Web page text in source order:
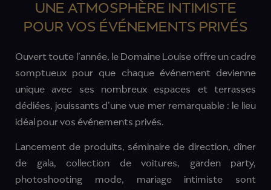
UNE ATMOSPHÈRE INTIMISTE
POUR VOS ÉVÉNEMENTS PRIVÉS
Ouvert toute l’année, le Domaine Louise offre un cadre
somptueux pour que chaque événement devienne
unique avec ses nombreux espaces et terrasses
dédiées, jouissants d’une vue mer remarquable : le lieu
idéal pour vos événements privés.
Lancement de produits, séminaire de direction, dîner
de gala, collection de voitures, garden party,
photoshooting mode, mariage intimiste sont